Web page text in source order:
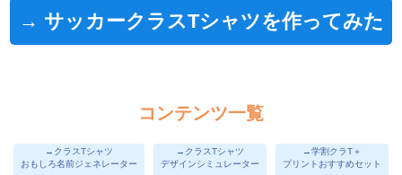
→ サッカークラスTシャツを作ってみた
コンテンツ一覧
→クラスTシャツ
おもしろ名前ジェネレーター
→クラスTシャツ
デザインシミュレーター
→学割クラT＋
プリントおすすめセット